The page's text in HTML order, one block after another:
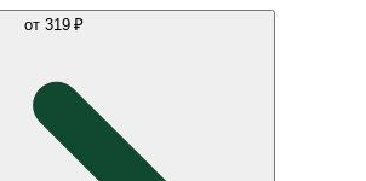
от 319 ₽